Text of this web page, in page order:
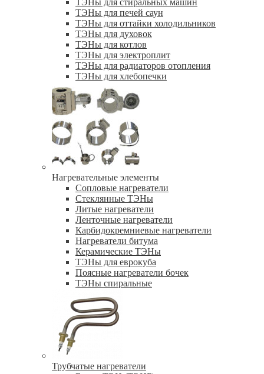
ТЭНы для стиральных машин
ТЭНы для печей саун
ТЭНы для оттайки холодильников
ТЭНы для духовок
ТЭНы для котлов
ТЭНы для электроплит
ТЭНы для радиаторов отопления
ТЭНы для хлебопечки
Нагревательные элементы
Сопловые нагреватели
Стеклянные ТЭНы
Литые нагреватели
Ленточные нагреватели
Карбидокремниевые нагреватели
Нагреватели битума
Керамические ТЭНы
ТЭНы для еврокуба
Поясные нагреватели бочек
ТЭНы спиральные
Трубчатые нагреватели